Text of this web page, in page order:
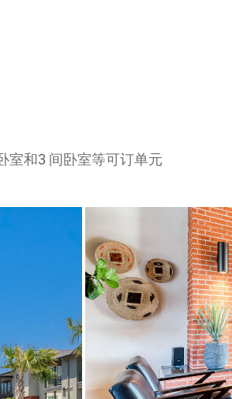
室和3 间卧室等可订单元